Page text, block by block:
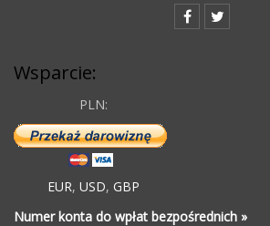
Wsparcie:
PLN:
EUR, USD, GBP
Numer konta do wpłat bezpośrednich »